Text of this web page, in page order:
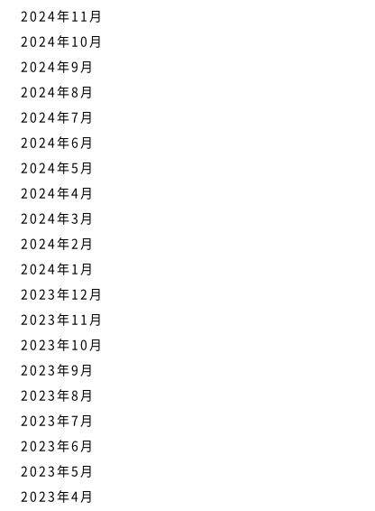
2024年11月
2024年10月
2024年9月
2024年8月
2024年7月
2024年6月
2024年5月
2024年4月
2024年3月
2024年2月
2024年1月
2023年12月
2023年11月
2023年10月
2023年9月
2023年8月
2023年7月
2023年6月
2023年5月
2023年4月